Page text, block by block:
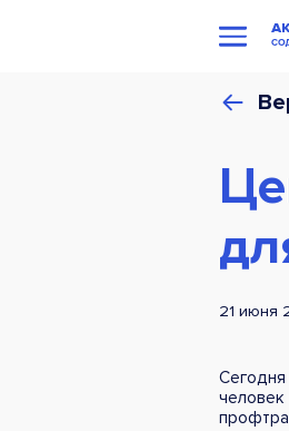
21 июня
Сегодня
человек